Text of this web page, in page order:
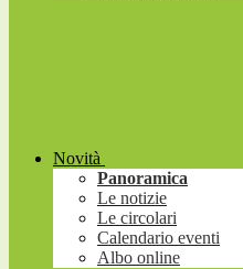
Novità
Panoramica
Le notizie
Le circolari
Calendario eventi
Albo online